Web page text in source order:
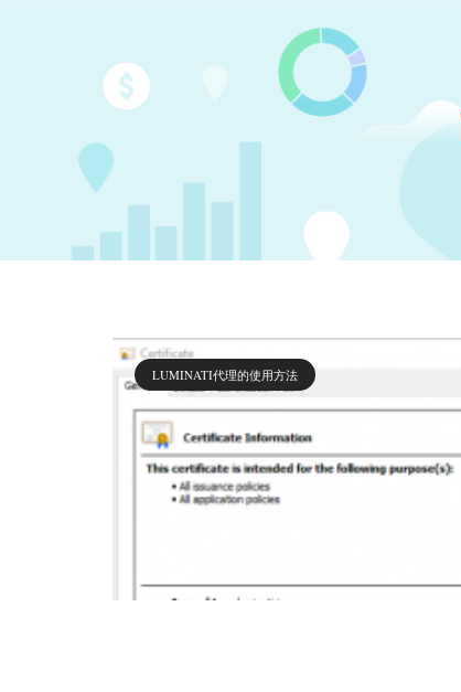
LUMINATI代理的使用方法